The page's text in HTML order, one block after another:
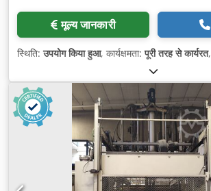
मूल्य जानकारी
स्थिति:उपयोग किया हुआ, कार्यक्षमता:पूरी तरह से कार्यरत,